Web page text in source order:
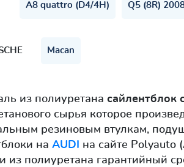
A8 quattro (D4/4H) Q5 (8R)
Macan
из полиуретана сайлентблок
сырья которое
резиновым втулкам,
на AUDI на сайте Polyauto
из полиуретана гарантийный